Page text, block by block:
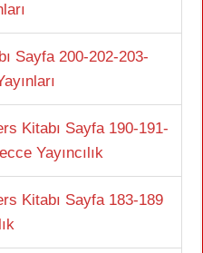
Sayfa 200-202-203-
Kitabı Sayfa 190-191-
Yayıncılık
Kitabı Sayfa 183-189